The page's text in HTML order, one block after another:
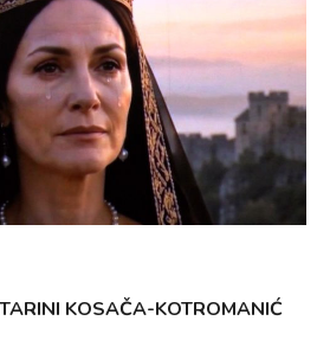
KOSAČA-KOTROMANIĆ